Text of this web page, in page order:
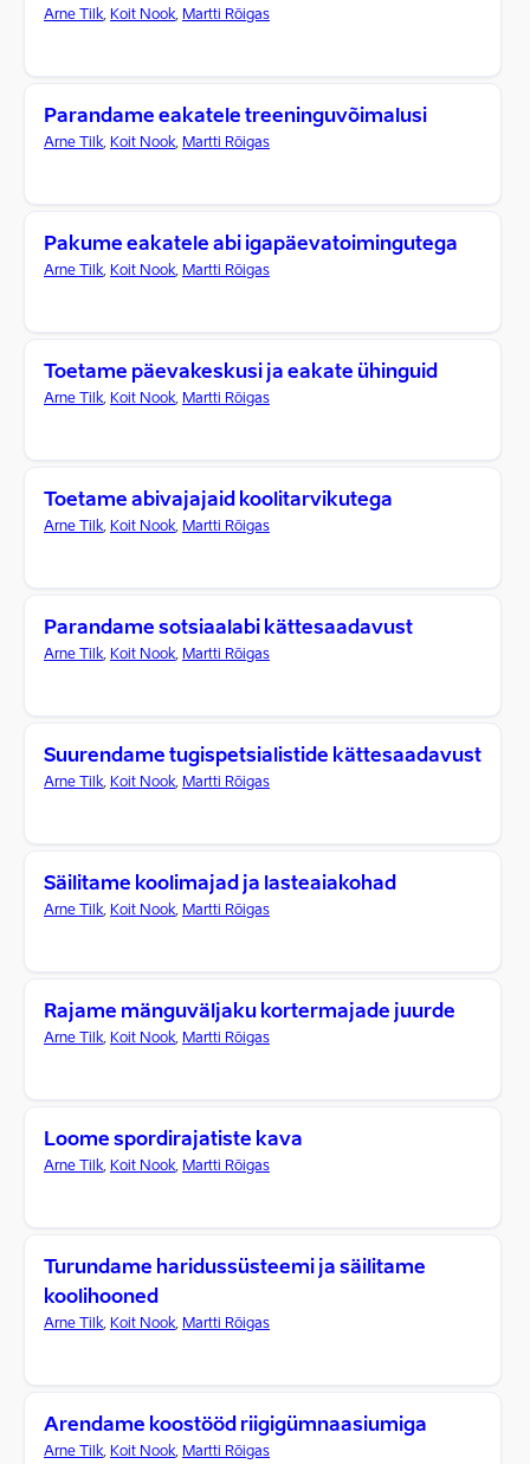
Arne Tilk, Koit Nook, Martti Rõigas
Parandame eakatele treeninguvõimalusi
Arne Tilk, Koit Nook, Martti Rõigas
Pakume eakatele abi igapäevatoimingutega
Arne Tilk, Koit Nook, Martti Rõigas
Toetame päevakeskusi ja eakate ühinguid
Arne Tilk, Koit Nook, Martti Rõigas
Toetame abivajajaid koolitarvikutega
Arne Tilk, Koit Nook, Martti Rõigas
Parandame sotsiaalabi kättesaadavust
Arne Tilk, Koit Nook, Martti Rõigas
Suurendame tugispetsialistide kättesaadavust
Arne Tilk, Koit Nook, Martti Rõigas
Säilitame koolimajad ja lasteaiakohad
Arne Tilk, Koit Nook, Martti Rõigas
Rajame mänguväljaku kortermajade juurde
Arne Tilk, Koit Nook, Martti Rõigas
Loome spordirajatiste kava
Arne Tilk, Koit Nook, Martti Rõigas
Turundame haridussüsteemi ja säilitame
koolihooned
Arne Tilk, Koit Nook, Martti Rõigas
Arendame koostööd riigigümnaasiumiga
Arne Tilk, Koit Nook, Martti Rõigas